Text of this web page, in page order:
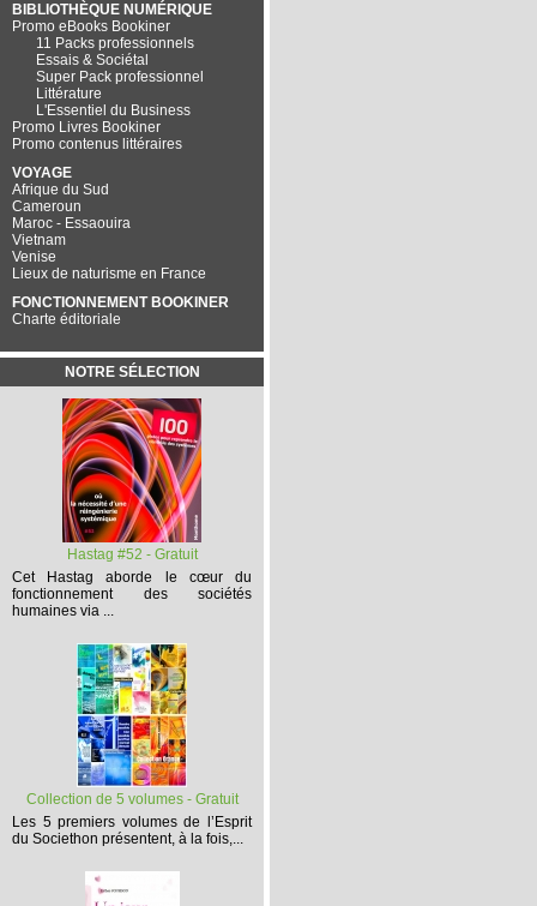
BIBLIOTHÈQUE NUMÉRIQUE
Promo eBooks Bookiner
11 Packs professionnels
Essais & Sociétal
Super Pack professionnel
Littérature
L'Essentiel du Business
Promo Livres Bookiner
Promo contenus littéraires
VOYAGE
Afrique du Sud
Cameroun
Maroc - Essaouira
Vietnam
Venise
Lieux de naturisme en France
FONCTIONNEMENT BOOKINER
Charte éditoriale
NOTRE SÉLECTION
Hastag #52 - Gratuit
Cet
Hastag aborde le cœur du
fonctionnement des sociétés
humaines via ...
Collection de 5 volumes - Gratuit
Les 5 premiers volumesde l’Esprit
du Societhon présentent, à la fois,...